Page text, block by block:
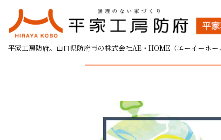
平家工房防府。山口県防府市の株式会社AE・HOME（エーイーホー
夏季休業のお知らせ
2023.08.04